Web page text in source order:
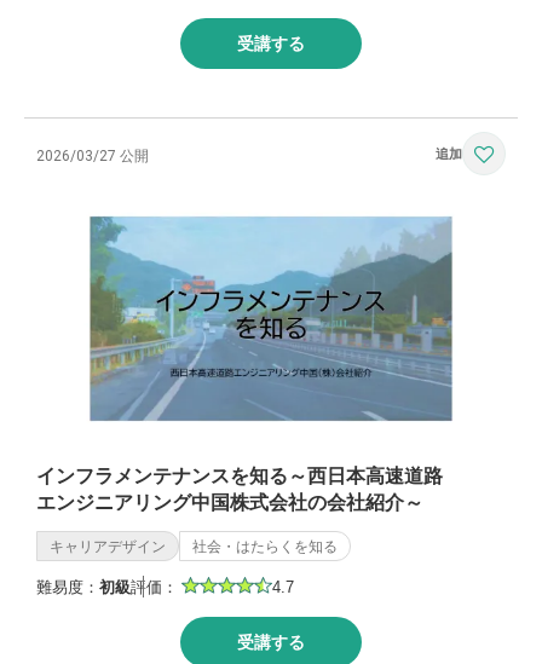
受講する
2026/03/27 公開
インフラメンテナンスを知る～西日本高速道路
エンジニアリング中国株式会社の会社紹介～
キャリアデザイン 社会・はたらくを知る
難易度： 初級評価： 4.7
受講する